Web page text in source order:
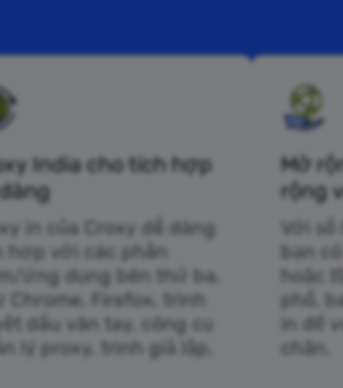
India cho tích hợp
in của Croxy dễ dàng
hợp với các phần
ứng dụng bên thứ ba,
Chrome, Firefox, trình
dấu vân tay, công cụ
lý proxy, trình giả lập,
Mở
rộng
Với
bạn
hoặc
phố,
in để
chặn.